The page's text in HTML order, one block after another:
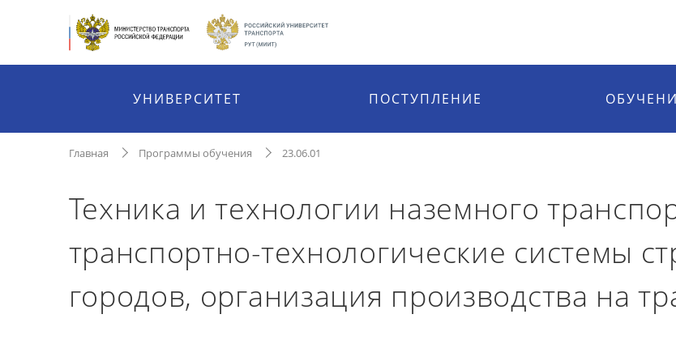
УНИВЕРСИТЕТ ПОСТУПЛЕНИЕ
Главная Программы обучения 23.06.01
Техника и технологии наземного
транспортно-технологические системы
городов, организация производства на